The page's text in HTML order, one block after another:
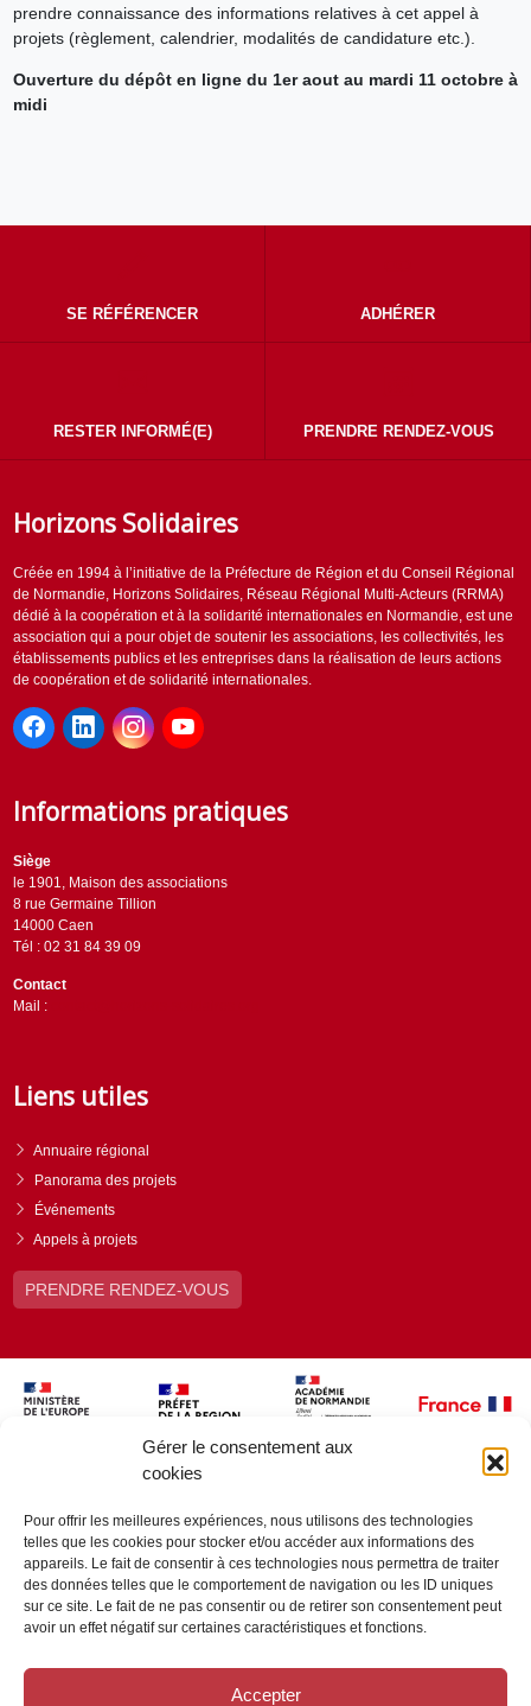
Gérer le consentement aux
cookies
Pour offrir les meilleures expériences, nous utilisons des technologies
telles que les cookies pour stocker et/ou accéder aux informations des
appareils. Le fait de consentir à ces technologies nous permettra de traiter
des données telles que le comportement de navigation ou les ID uniques
sur ce site. Le fait de ne pas consentir ou de retirer son consentement peut
avoir un effet négatif sur certaines caractéristiques et fonctions.
Accepter
prendre connaissance des informations relatives à cet appel à
projets (règlement, calendrier, modalités de candidature etc.).
Ouverture du dépôt en ligne du 1er aout au mardi 11 octobre à
midi
SE RÉFÉRENCER ADHÉRER
RESTER INFORMÉ(E) PRENDRE RENDEZ-VOUS
Horizons Solidaires
Créée en 1994 à l’initiative de la Préfecture de Région et du Conseil Régional
de Normandie, Horizons Solidaires, Réseau Régional Multi-Acteurs (RRMA)
dédié à la coopération et à la solidarité internationales en Normandie, est une
association qui a pour objet de soutenir les associations, les collectivités, les
établissements publics et les entreprises dans la réalisation de leurs actions
de coopération et de solidarité internationales.
Informations pratiques
Siège
le 1901, Maison des associations
8 rue Germaine Tillion
14000 Caen
Tél : 02 31 84 39 09
Contact
Mail :
Liens utiles
Annuaire régional
Panorama des projets
Événements
Appels à projets
PRENDRE RENDEZ-VOUS